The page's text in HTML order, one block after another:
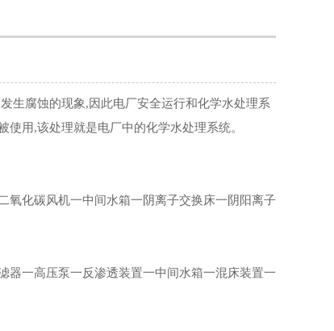
腐蚀的现象,因此电厂安全运行和化学水处理系
用,该处理就是电厂中的化学水处理系统。
化碳风机一中间水箱一阴离子交换床一阴阳离子
器一高压泵一反渗透装置一中间水箱一混床装置一